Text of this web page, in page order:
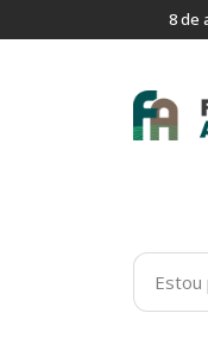
8 de